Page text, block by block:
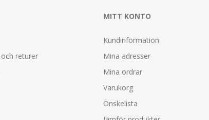
returer
MITT KONTO
Kundinformation
Mina adresser
Mina ordrar
Varukorg
Önskelista